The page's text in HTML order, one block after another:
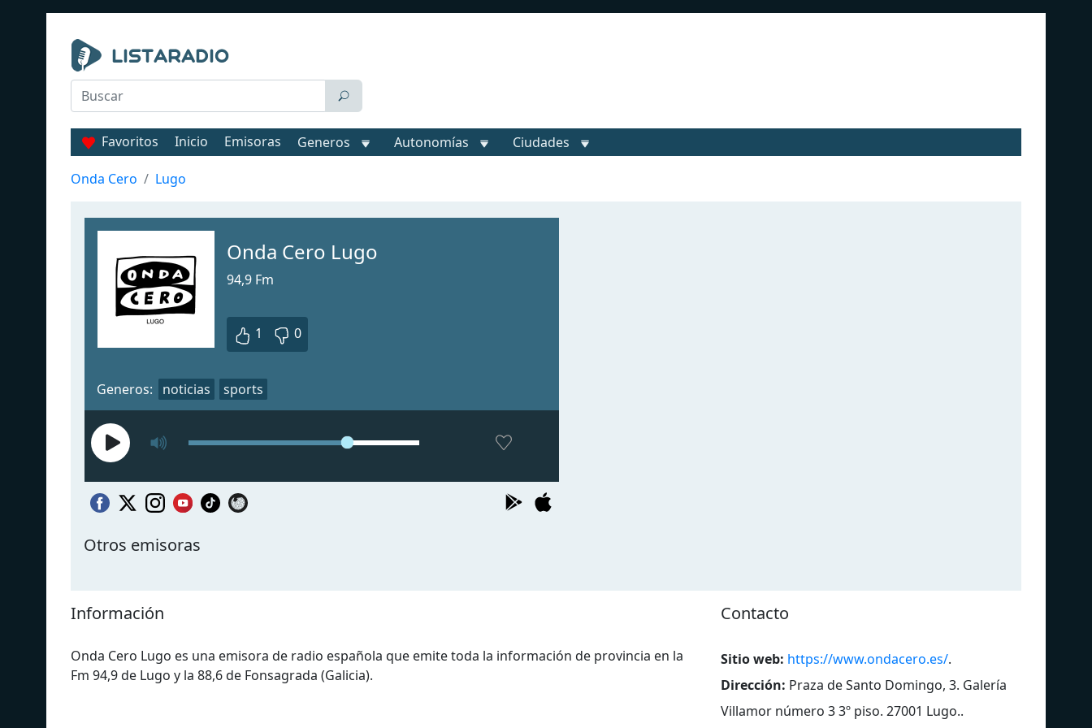
Favoritos Inicio Emisoras Generos Autonomías Ciudades
Onda Cero Lugo
Onda Cero Lugo
94,9 Fm
1 0
Generos: noticias sports
Otros emisoras
Información
Onda Cero Lugo es una emisora ​​de radio española que emite toda la información de provincia en la
Fm 94,9 de Lugo y la 88,6 de Fonsagrada (Galicia).
Contacto
Sitio web: https://www.ondacero.es/.
Dirección: Praza de Santo Domingo, 3. Galería
Villamor número 3 3º piso. 27001 Lugo..